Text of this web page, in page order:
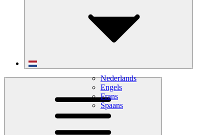
Nederlands
Engels
Frans
Spaans